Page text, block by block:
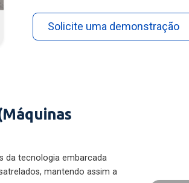
Solicite uma demonstração
da tecnologia embarcada
mantendo assim a